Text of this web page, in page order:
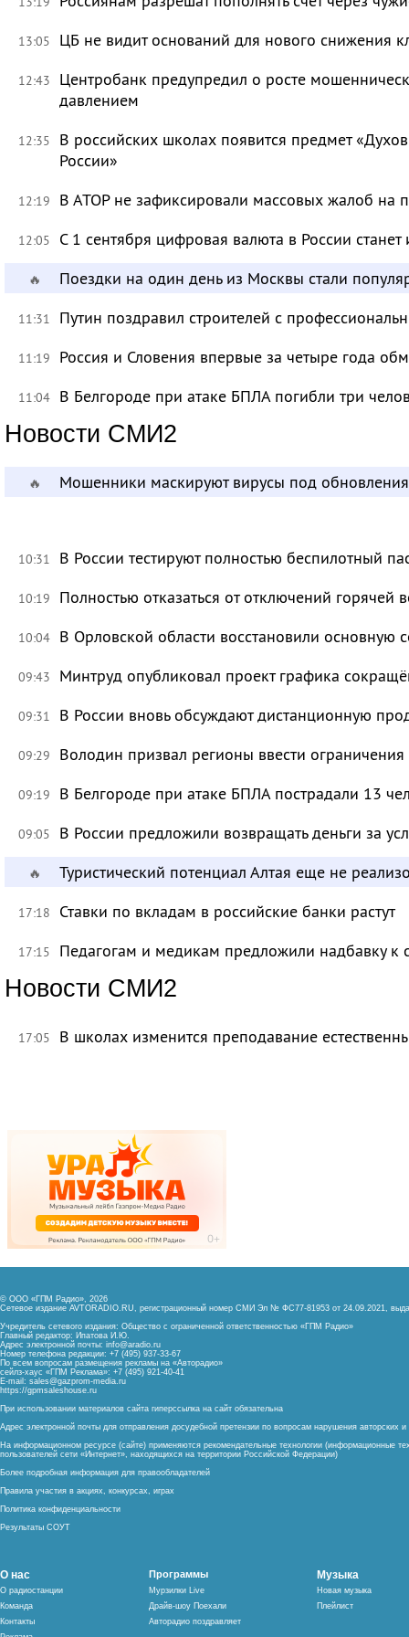
13:05 ЦБ не видит оснований для нового снижения
12:43
Центробанк предупредил о росте
давлением
12:35
В российских школах появится предмет
России»
12:19 В АТОР не зафиксировали массовых жалоб на
12:05 С 1 сентября цифровая валюта в России
🔥 Поездки на один день из Москвы стали
11:31 Путин поздравил строителей с
11:19 Россия и Словения впервые за четыре года
11:04 В Белгороде при атаке БПЛА погибли три
Новости СМИ2
🔥 Мошенники маскируют вирусы под
10:31 В России тестируют полностью беспилотный
10:19 Полностью отказаться от отключений горячей
10:04 В Орловской области восстановили основную
09:43 Минтруд опубликовал проект графика
09:31 В России вновь обсуждают дистанционную
09:29 Володин призвал регионы ввести
09:19 В Белгороде при атаке БПЛА пострадали 13
09:05 В России предложили возвращать деньги за
🔥 Туристический потенциал Алтая еще не
17:18 Ставки по вкладам в российские банки растут
17:15 Педагогам и медикам предложили надбавку к
Новости СМИ2
17:05 В школах изменится преподавание
© ООО «ГПМ Радио», 2026
Сетевое издание AVTORADIO.RU, регистрационный номер СМИ Эл № ФС77-81953 от 24.09.2021,
Учредитель сетевого издания: Общество с ограниченной ответственностью «ГПМ Радио»
Главный редактор: Ипатова И.Ю.
Адрес электронной почты: info@aradio.ru
Номер телефона редакции: +7 (495) 937-33-67
По всем вопросам размещения рекламы на «Авторадио»
сейлз-хаус «ГПМ Реклама»: +7 (495) 921-40-41
E-mail: sales@gazprom-media.ru
https://gpmsaleshouse.ru
При использовании материалов сайта гиперссылка на сайт обязательна
Адрес электронной почты для отправления досудебной претензии по вопросам нарушения авторских
На информационном ресурсе (сайте) применяются рекомендательные технологии (информационные
пользователей сети «Интернет», находящихся на территории Российской Федерации)
Более подробная информация для правообладателей
Правила участия в акциях, конкурсах, играх
Политика конфиденциальности
Результаты СОУТ
О нас
О радиостанции
Команда
Контакты
Программы
Мурзилки Live
Драйв-шоу Поехали
Авторадио поздравляет
Музыка
Новая музыка
Плейлист